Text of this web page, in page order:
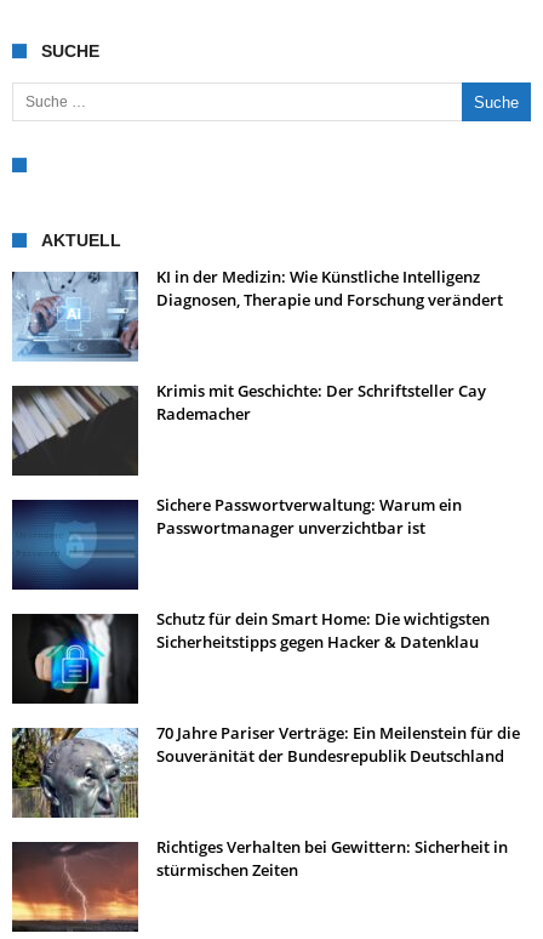
SUCHE
Suche nach:
AKTUELL
KI in der Medizin: Wie Künstliche Intelligenz
Diagnosen, Therapie und Forschung verändert
Krimis mit Geschichte: Der Schriftsteller Cay
Rademacher
Sichere Passwortverwaltung: Warum ein
Passwortmanager unverzichtbar ist
Schutz für dein Smart Home: Die wichtigsten
Sicherheitstipps gegen Hacker & Datenklau
70 Jahre Pariser Verträge: Ein Meilenstein für die
Souveränität der Bundesrepublik Deutschland
Richtiges Verhalten bei Gewittern: Sicherheit in
stürmischen Zeiten